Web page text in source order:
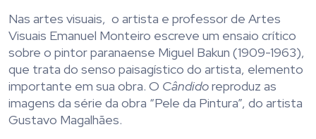
Nas artes visuais, o artista e professor de Artes
Visuais Emanuel Monteiro escreve um ensaio crítico
sobre o pintor paranaense Miguel Bakun (1909-1963),
que trata do senso paisagístico do artista, elemento
importante em sua obra. O Cândidoreproduz as
imagens da série da obra “Pele da Pintura”, do artista
Gustavo Magalhães.